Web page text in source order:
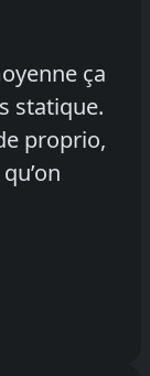
ça
statique.
proprio,